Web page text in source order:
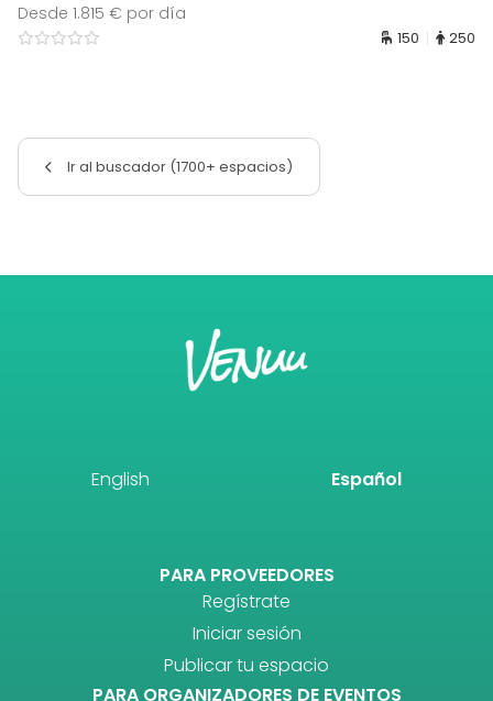
Desde 1.815 € por día
150 250
Ir al buscador (1700+ espacios)
English Español
PARA PROVEEDORES
Regístrate
Iniciar sesión
Publicar tu espacio
PARA ORGANIZADORES DE EVENTOS